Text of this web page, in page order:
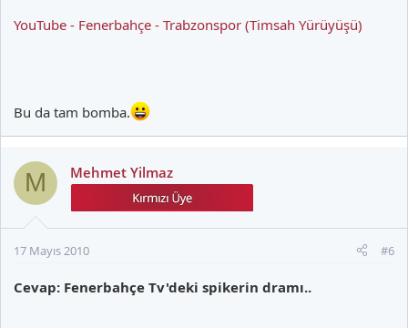
YouTube - Fenerbahçe - Trabzonspor (Timsah Yürüyüşü)
Bu da tam bomba.
M Mehmet Yilmaz
17 Mayıs 2010 #6
Cevap: Fenerbahçe Tv'deki spikerin dramı..